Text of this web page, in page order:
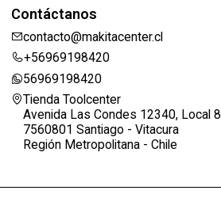
Contáctanos
contacto@makitacenter.cl
+56969198420
56969198420
Tienda Toolcenter
Avenida Las Condes 12340, Local 8
7560801 Santiago - Vitacura
Región Metropolitana - Chile